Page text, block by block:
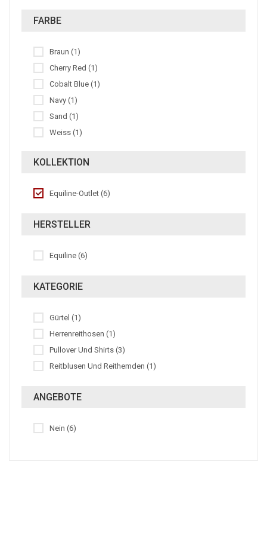
FARBE
Braun (1)
Cherry Red (1)
Cobalt Blue (1)
Navy (1)
Sand (1)
Weiss (1)
KOLLEKTION
Equiline-Outlet (6)
HERSTELLER
Equiline (6)
KATEGORIE
Gürtel (1)
Herrenreithosen (1)
Pullover Und Shirts (3)
Reitblusen Und Reithemden (1)
ANGEBOTE
Nein (6)